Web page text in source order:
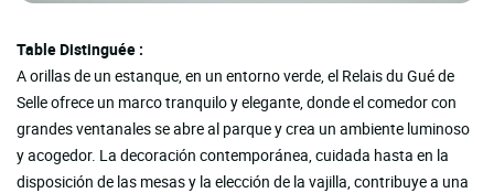
Table Distinguée :
A orillas de un estanque, en un entorno verde, el Relais du Gué de
Selle ofrece un marco tranquilo y elegante, donde el comedor con
grandes ventanales se abre al parque y crea un ambiente luminoso
y acogedor. La decoración contemporánea, cuidada hasta en la
disposición de las mesas y la elección de la vajilla, contribuye a una